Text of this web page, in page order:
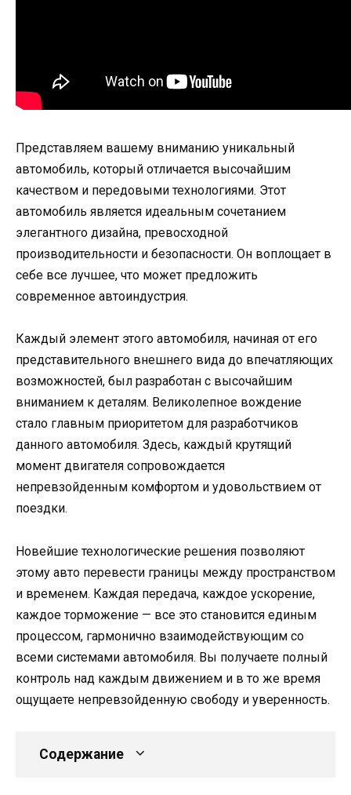
Представляем вашему вниманию уникальный
автомобиль, который отличается высочайшим
качеством и передовыми технологиями. Этот
автомобиль является идеальным сочетанием
элегантного дизайна, превосходной
производительности и безопасности. Он воплощает в
себе все лучшее, что может предложить
современное автоиндустрия.
Каждый элемент этого автомобиля, начиная от его
представительного внешнего вида до впечатляющих
возможностей, был разработан с высочайшим
вниманием к деталям. Великолепное вождение
стало главным приоритетом для разработчиков
данного автомобиля. Здесь, каждый крутящий
момент двигателя сопровождается
непревзойденным комфортом и удовольствием от
поездки.
Новейшие технологические решения позволяют
этому авто перевести границы между пространством
и временем. Каждая передача, каждое ускорение,
каждое торможение — все это становится единым
процессом, гармонично взаимодействующим со
всеми системами автомобиля. Вы получаете полный
контроль над каждым движением и в то же время
ощущаете непревзойденную свободу и уверенность.
Содержание